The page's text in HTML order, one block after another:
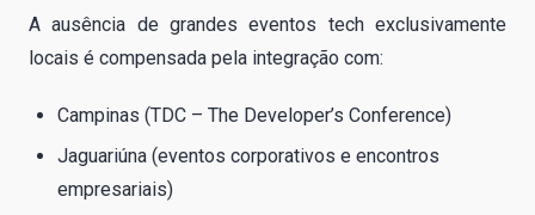
A ausência de grandes eventos tech exclusivamente
locais é compensada pela integração com:
Campinas (TDC – The Developer’s Conference)
Jaguariúna (eventos corporativos e encontros
empresariais)